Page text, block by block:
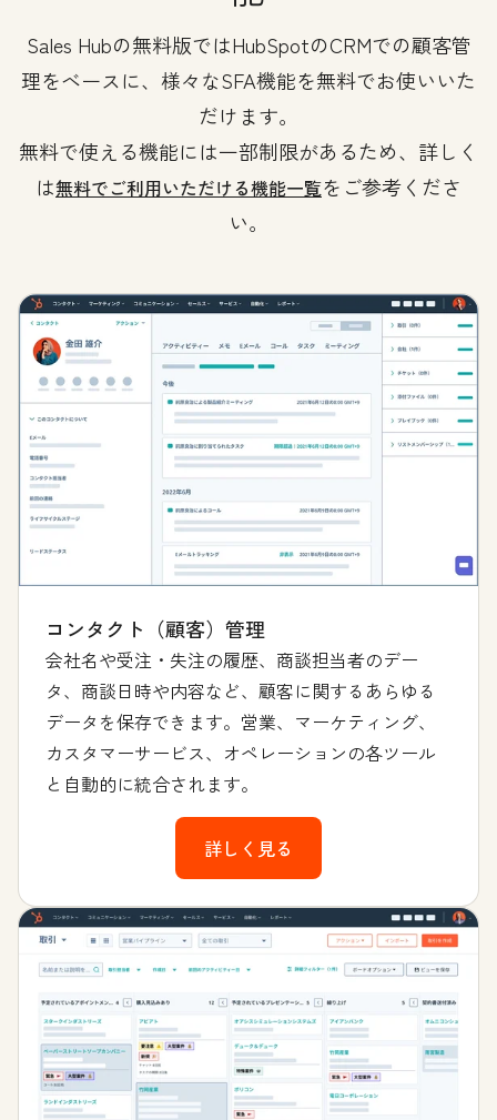
Sales Hubの無料版ではHubSpotのCRMでの顧客管
理をベースに、様々なSFA機能を無料でお使いいた
だけます。
無料で使える機能には一部制限があるため、詳しく
は無料でご利用いただける機能一覧をご参考くださ
い。
コンタクト（顧客）管理
会社名や受注・失注の履歴、商談担当者のデー
タ、商談日時や内容など、顧客に関するあらゆる
データを保存できます。営業、マーケティング、
カスタマーサービス、オペレーションの各ツール
と自動的に統合されます。
詳しく見る